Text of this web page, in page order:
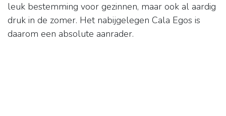
leuk bestemming voor gezinnen, maar ook al aardig
druk in de zomer. Het nabijgelegen Cala Egos is
daarom een absolute aanrader.